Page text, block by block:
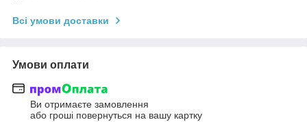
Всі умови доставки
Умови оплати
Ви отримаєте замовлення
або гроші повернуться на вашу картку